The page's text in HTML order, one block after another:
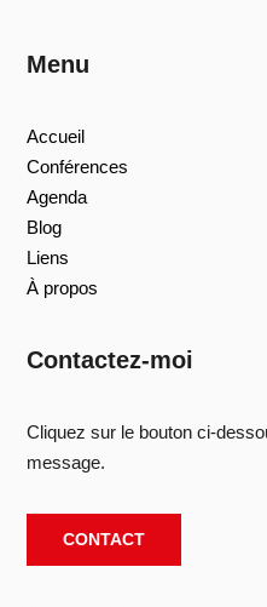
Menu
Accueil
Conférences
Agenda
Blog
Liens
À propos
Contactez-moi
Cliquez sur le bouton ci-
message.
CONTACT